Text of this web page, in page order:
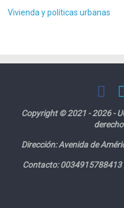
Vivienda y políticas urbanas
Copyright © 2021 - 2026 -
Dirección:Avenida de
Contacto: 0034915788413